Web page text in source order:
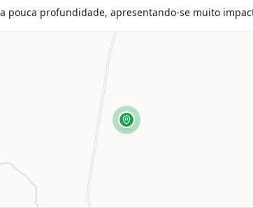
pouca profundidade, apresentando-se muito